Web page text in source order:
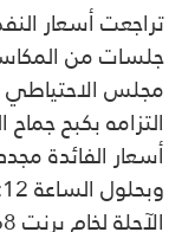
تراجعت أسعار
جلسات من
مجلس الاحتياطي
التزامه بكبح
أسعار الفائدة